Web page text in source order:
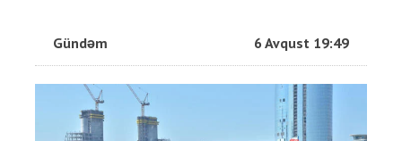
Gündəm 6 Avqust 19:49